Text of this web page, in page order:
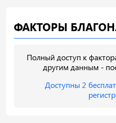
ФАКТОРЫ
Полный доступ к
другим данным -
Доступны 2